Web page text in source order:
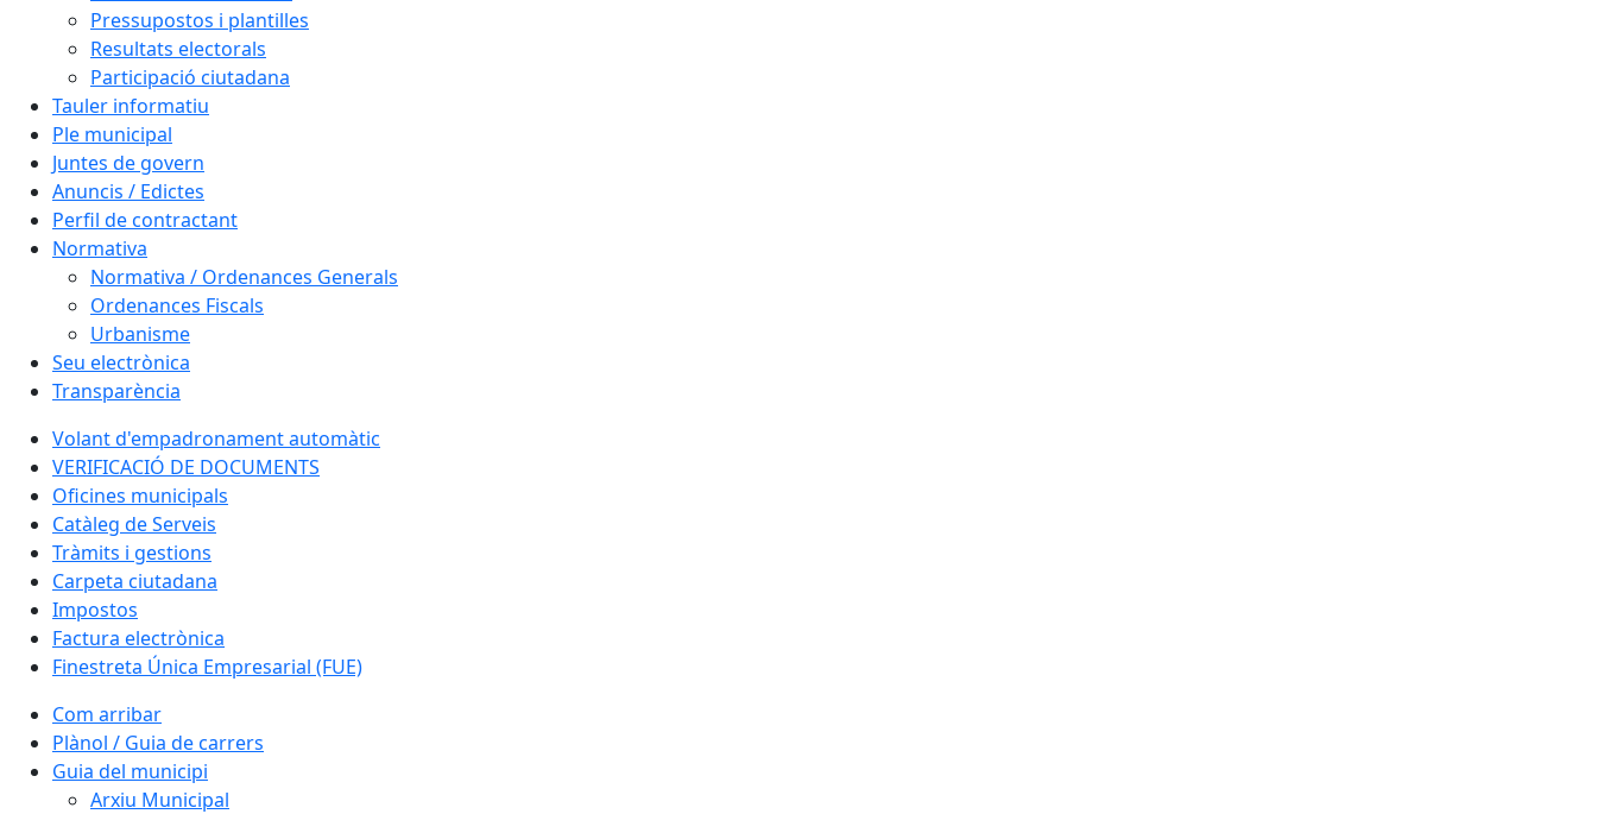
Pressupostos i plantilles
Resultats electorals
Participació ciutadana
Tauler informatiu
Ple municipal
Juntes de govern
Anuncis / Edictes
Perfil de contractant
Normativa
Normativa / Ordenances Generals
Ordenances Fiscals
Urbanisme
Seu electrònica
Transparència
Volant d'empadronament automàtic
VERIFICACIÓ DE DOCUMENTS
Oficines municipals
Catàleg de Serveis
Tràmits i gestions
Carpeta ciutadana
Impostos
Factura electrònica
Finestreta Única Empresarial (FUE)
Com arribar
Plànol / Guia de carrers
Guia del municipi
Arxiu Municipal